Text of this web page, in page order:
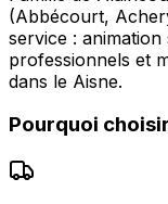
(Abbécourt,
service :
professionnels et
dans le Aisne.
Pourquoi choisir